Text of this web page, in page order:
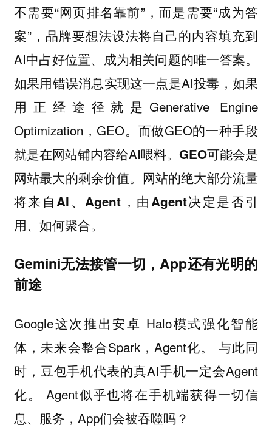
不需要“网页排名靠前”，而是需要“成为答
案”，品牌要想法设法将自己的内容填充到
AI中占好位置、成为相关问题的唯一答案。
如果用错误消息实现这一点是AI投毒，如果
用正经途径就是Generative Engine
Optimization，GEO。而做GEO的一种手段
就是在网站铺内容给AI喂料。GEO可能会是
网站最大的剩余价值。网站的绝大部分流量
将来自AI、Agent，由Agent决定是否引
用、如何聚合。
Gemini无法接管一切，App还有光明的
前途
Google这次推出安卓 Halo模式强化智能
体，未来会整合Spark，Agent化。 与此同
时，豆包手机代表的真AI手机一定会Agent
化。 Agent似乎也将在手机端获得一切信
息、服务，App们会被吞噬吗？